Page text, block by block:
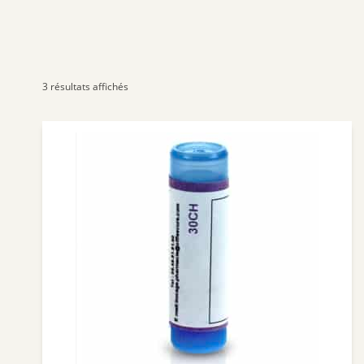
3 résultats affichés